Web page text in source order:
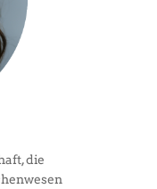
die